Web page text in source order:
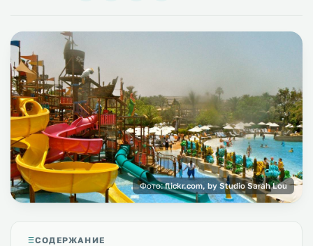
Фото:flickr.com, by Studio Sarah Lou
СОДЕРЖАНИЕ